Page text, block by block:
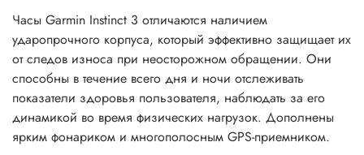
Часы Garmin Instinct 3 отличаются наличием
ударопрочного корпуса, который эффективно защищает их
от следов износа при неосторожном обращении. Они
способны в течение всего дня и ночи отслеживать
показатели здоровья пользователя, наблюдать за его
динамикой во время физических нагрузок. Дополнены
ярким фонариком и многополосным GPS-приемником.